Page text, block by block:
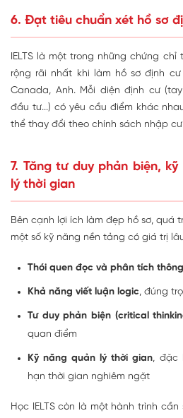
6. Đạt tiêu chuẩn xét hồ sơ
IELTS là một trong những chứng
rộng rãi nhất khi làm hồ sơ định
Canada, Anh. Mỗi diện định cư
đầu tư...) có yêu cầu điểm khác
thể thay đổi theo chính sách nhập
7. Tăng tư duy phản biện,
lý thời gian
Bên cạnh lợi ích làm đẹp hồ sơ, quá
một số kỹ năng nền tảng có giá trị
Thói quen đọc và phân tích
Khả năng viết luận logic, đúng
Tư duy phản biện (critical
quan điểm
Kỹ năng quản lý thời gian, đặc
hạn thời gian nghiêm ngặt
Học IELTS còn là một hành trình